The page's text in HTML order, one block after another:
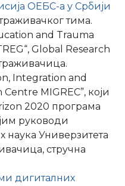
ОЕБС-а у Србији
тима.
аnd Trauma
Global Research
Integration and
MIGREC”, који
2020 програма
руководи
наука Универзитета
стручна
дигиталних